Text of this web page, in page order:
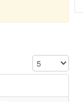
Affichage #